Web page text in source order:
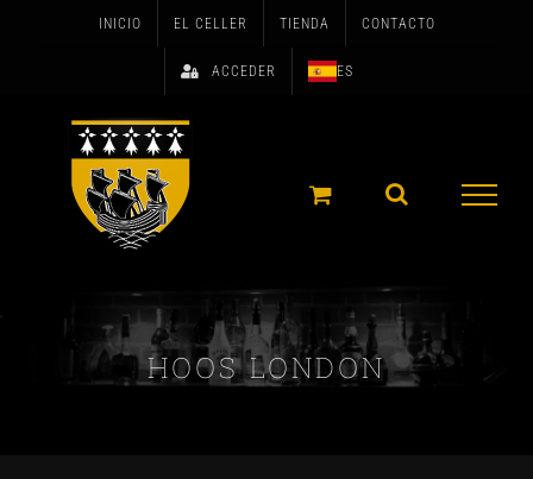
INICIO EL CELLER TIENDA CONTACTO
ACCEDER ES
HOOS LONDON